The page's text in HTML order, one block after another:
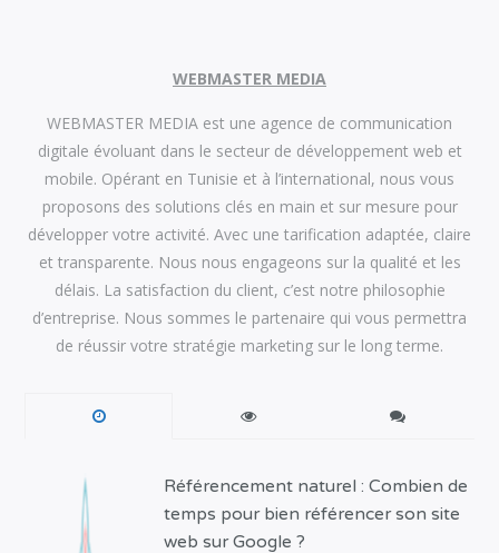
WEBMASTER MEDIA
WEBMASTER MEDIA est une agence de communication
digitale évoluant dans le secteur de développement web et
mobile. Opérant en Tunisie et à l’international, nous vous
proposons des solutions clés en main et sur mesure pour
développer votre activité. Avec une tarification adaptée, claire
et transparente. Nous nous engageons sur la qualité et les
délais. La satisfaction du client, c’est notre philosophie
d’entreprise. Nous sommes le partenaire qui vous permettra
de réussir votre stratégie marketing sur le long terme.
Référencement naturel : Combien de
temps pour bien référencer son site
web sur Google ?